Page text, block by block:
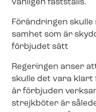
vanligen fastställs.
Förändringen
sam­het som är
förbjudet sätt
Regeringen anser
skulle det vara
är förbjuden
strejkböter är